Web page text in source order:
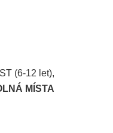
ST (6-12 let),
MÍSTA